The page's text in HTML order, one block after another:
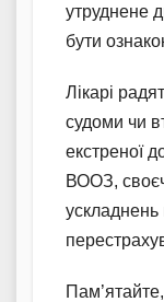
утруднене
бути
Лікарі
судоми чи
екстреної
ВООЗ,